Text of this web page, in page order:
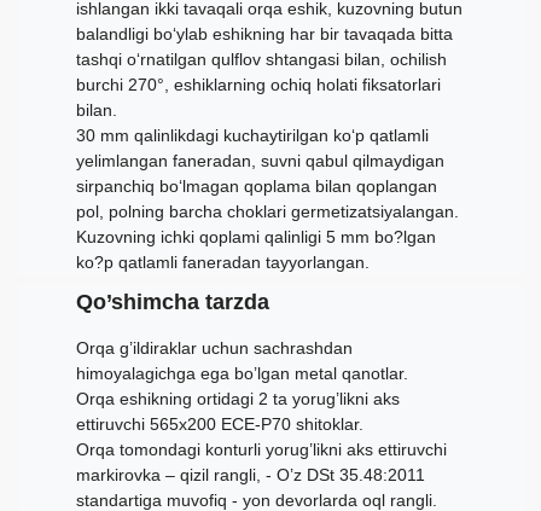
ishlangan ikki tavaqali orqa eshik, kuzovning butun
balandligi bo‘ylab eshikning har bir tavaqada bitta
tashqi o‘rnatilgan qulflov shtangasi bilan, ochilish
burchi 270°, eshiklarning ochiq holati fiksatorlari
bilan.
30 mm qalinlikdagi kuchaytirilgan ko‘p qatlamli
yelimlangan faneradan, suvni qabul qilmaydigan
sirpanchiq bo‘lmagan qoplama bilan qoplangan
pol, polning barcha choklari germetizatsiyalangan.
Kuzovning ichki qoplami qalinligi 5 mm bo?lgan
ko?p qatlamli faneradan tayyorlangan.
Qo’shimcha tarzda
Orqa g’ildiraklar uchun sachrashdan
himoyalagichga ega bo’lgan metal qanotlar.
Orqa eshikning ortidagi 2 ta yorug’likni aks
ettiruvchi 565x200 ECE-P70 shitoklar.
Orqa tomondagi konturli yorug’likni aks ettiruvchi
markirovka – qizil rangli, - O’z DSt 35.48:2011
standartiga muvofiq - yon devorlarda oql rangli.